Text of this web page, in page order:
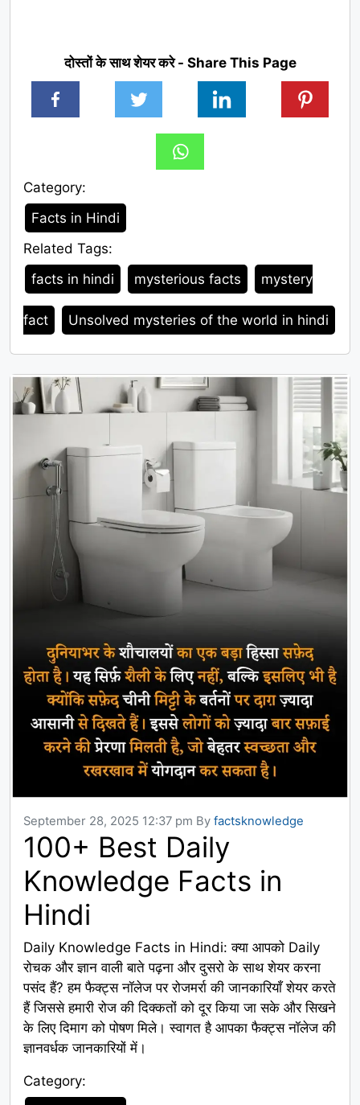
दोस्तों के साथ शेयर करे - Share This Page
Category:
Category
Facts in Hindi
Related Tags:
Tags
facts in hindi mysterious facts mystery
fact Unsolved mysteries of the world in hindi
September 28, 2025 12:37 pm By factsknowledge
100+ Best Daily
Knowledge Facts in
Hindi
Daily Knowledge Facts in Hindi: क्या आपको Daily
रोचक और ज्ञान वाली बाते पढ़ना और दुसरो के साथ शेयर करना
पसंद हैं? हम फैक्ट्स नॉलेज पर रोजमर्रा की जानकारियाँ शेयर करते
हैं जिससे हमारी रोज की दिक्कतों को दूर किया जा सके और सिखने
के लिए दिमाग को पोषण मिले। स्वागत है आपका फैक्ट्स नॉलेज की
ज्ञानवर्धक जानकारियों में।
Category:
Category